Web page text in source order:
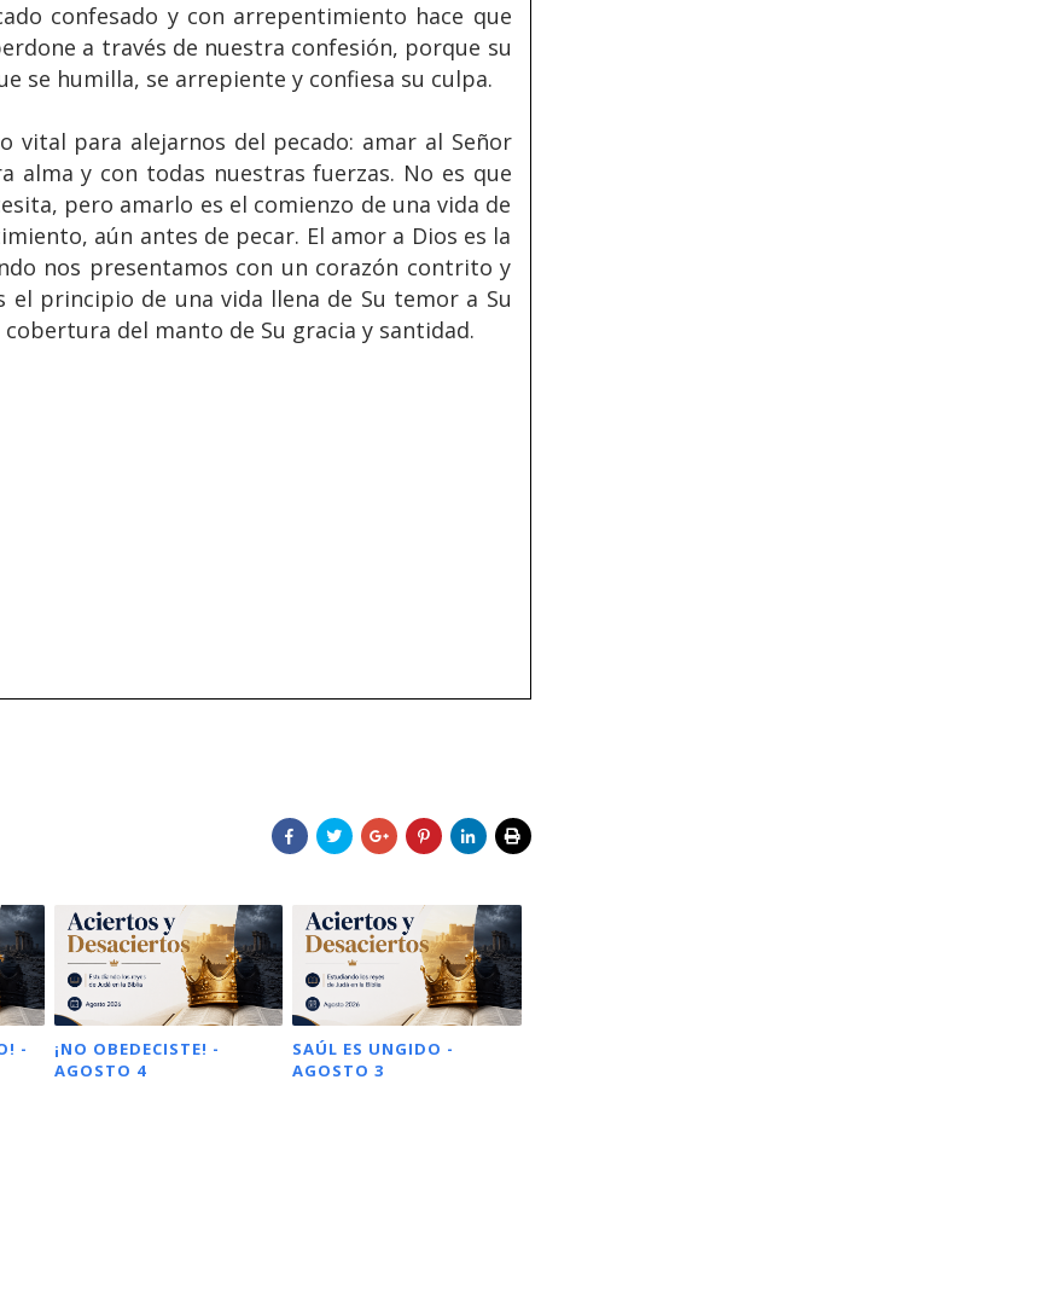
confesado y con arrepentimiento hace que
a través de nuestra confesión, porque su
se humilla, se arrepiente y confiesa su culpa.
vital para alejarnos del pecado: amar al Señor
alma y con todas nuestras fuerzas. No es que
pero amarlo es el comienzo de una vida de
aún antes de pecar. El amor a Dios es la
nos presentamos con un corazón contrito y
el principio de una vida llena de Su temor a Su
del manto de Su gracia y santidad.
-
¡NO OBEDECISTE! -
AGOSTO 4
SAÚL ES UNGIDO -
AGOSTO 3